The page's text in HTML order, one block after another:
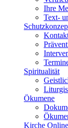
Ihre
Text-
Spiritualität
Ökumene
Kirche Online